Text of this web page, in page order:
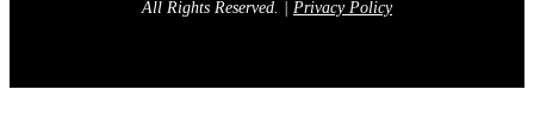
All Rights Reserved.
Privacy Policy